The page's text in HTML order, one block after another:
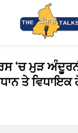
‘ਚ ਮੁੜ
ਤੇ